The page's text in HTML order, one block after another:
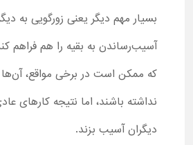
بسیار مهم دیگر یعنی زورگویی به
آسیب‌رساندن به بقیه را هم فراهم
که ممکن است در برخی مواقع،
نداشته باشند، اما نتیجه کارهای
دیگران آسیب بزند.